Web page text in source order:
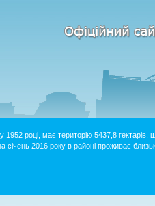
році, має територію 5437,8 гектарів,
січень 2016 року в районі проживає